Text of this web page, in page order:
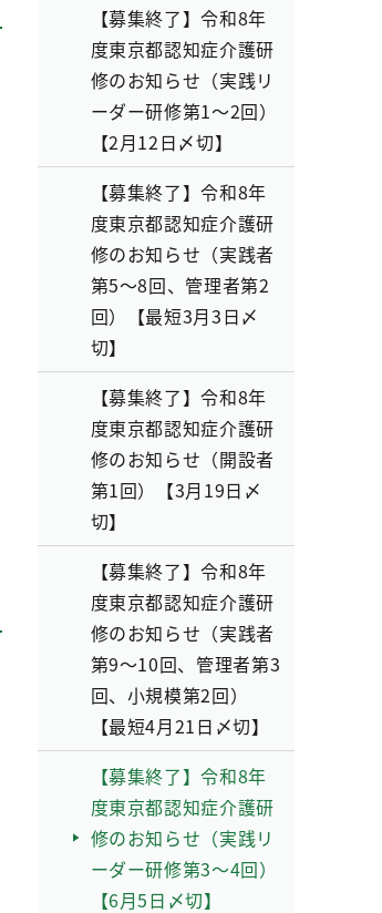
【募集終了】令和8年
度東京都認知症介護研
修のお知らせ（実践リ
ーダー研修第1～2回）
【2月12日〆切】
【募集終了】令和8年
度東京都認知症介護研
修のお知らせ（実践者
第5～8回、管理者第2
回）【最短3月3日〆
切】
【募集終了】令和8年
度東京都認知症介護研
修のお知らせ（開設者
第1回）【3月19日〆
切】
【募集終了】令和8年
度東京都認知症介護研
修のお知らせ（実践者
第9～10回、管理者第3
回、小規模第2回）
【最短4月21日〆切】
【募集終了】令和8年
度東京都認知症介護研
修のお知らせ（実践リ
ーダー研修第3～4回）
【6月5日〆切】